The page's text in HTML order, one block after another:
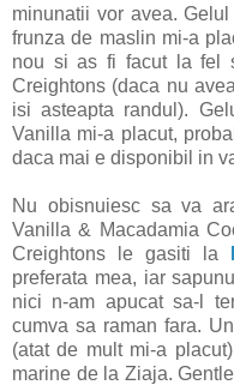
minunatii vor avea.
frunza de maslin mi-a
nou si as fi facut la fel
Creightons (daca nu
isi asteapta randul).
Vanilla mi-a placut,
daca mai e disponibil in
Nu obisnuiesc sa va
Vanilla & Macadamia
Creightons le gasiti la
preferata mea, iar
nici n-am apucat sa-l
cumva sa raman fara.
(atat de mult mi-a
marine de la Ziaja.